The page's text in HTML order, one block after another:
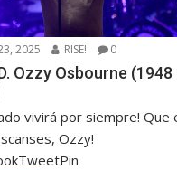
2025 RISE! 0
Ozzy Osbourne (1948
vivirá por siempre! Que
Ozzy!